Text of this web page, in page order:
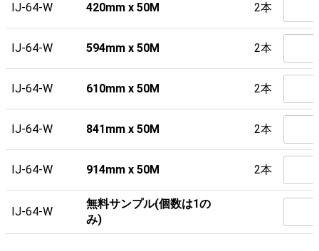
IJ-64-W 420mm x 50M 2本
IJ-64-W 594mm x 50M 2本
IJ-64-W 610mm x 50M 2本
IJ-64-W 841mm x 50M 2本
IJ-64-W 914mm x 50M 2本
IJ-64-W
無料サンプル(個数は1の
み)